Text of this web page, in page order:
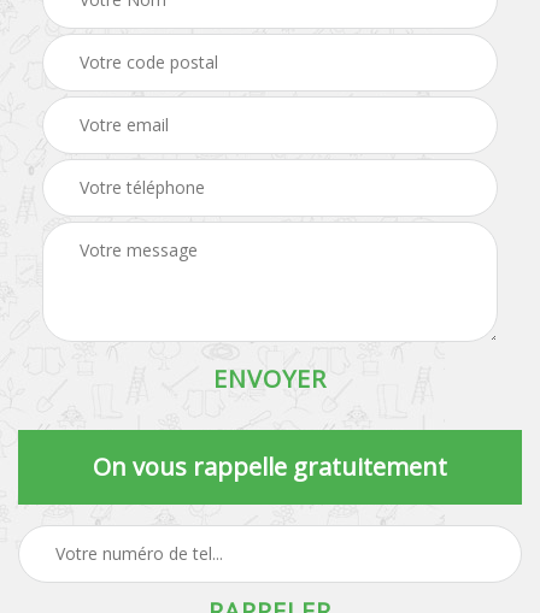
On vous rappelle gratuitement